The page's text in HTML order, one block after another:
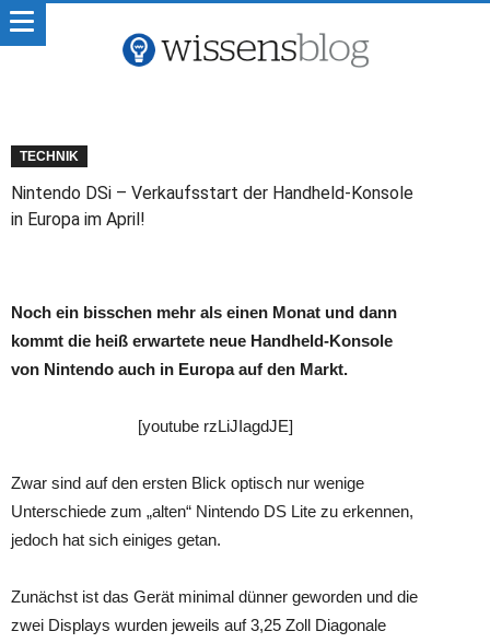
TECHNIK
Nintendo DSi – Verkaufsstart der Handheld-Konsole
in Europa im April!
Noch ein bisschen mehr als einen Monat und dann
kommt die heiß erwartete neue Handheld-Konsole
von Nintendo auch in Europa auf den Markt.
[youtube rzLiJIagdJE]
Zwar sind auf den ersten Blick optisch nur wenige
Unterschiede zum „alten“ Nintendo DS Lite zu erkennen,
jedoch hat sich einiges getan.
Zunächst ist das Gerät minimal dünner geworden und die
zwei Displays wurden jeweils auf 3,25 Zoll Diagonale